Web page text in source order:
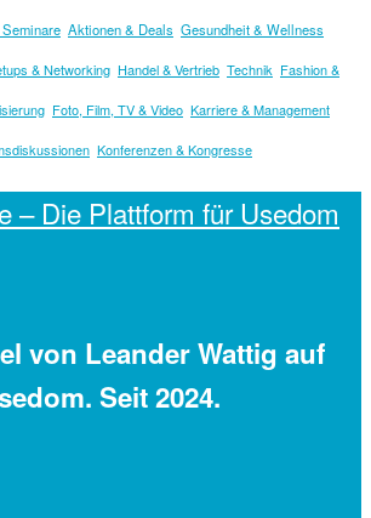
Aktionen & Deals Gesundheit & Wellness
& Networking Handel & Vertrieb Technik Fashion &
Foto, Film, TV & Video Karriere & Management
Konferenzen & Kongresse
von Leander Wattig auf
Seit 2024.